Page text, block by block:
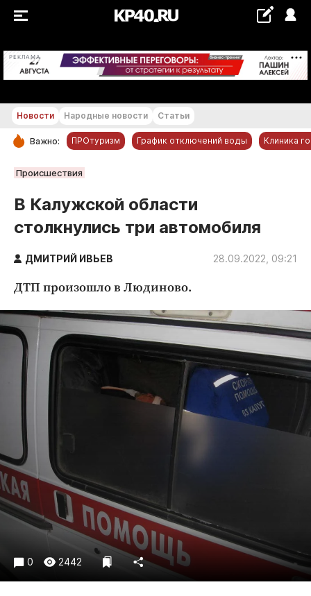
РЕКЛАМА +29...+30 °С
РУБРИКИ
Новости компаний
Статьи
Народные новости
Благоустройство
Криминал
Культура
Недвижимость и ЖКХ
Образование
Общество
Происшествия
Спорт
Экономика и бизнес
ПРОЕКТЫ
Блоги
Издания
Новости Народные новости Статьи
Важно: ПРОтуризм График отключений воды Клиника
Происшествия
В Калужской области
столкнулись три автомобиля
ДМИТРИЙ ИВЬЕВ 28.09.2022, 09:21
ДТП произошло в Людиново.
0 2442